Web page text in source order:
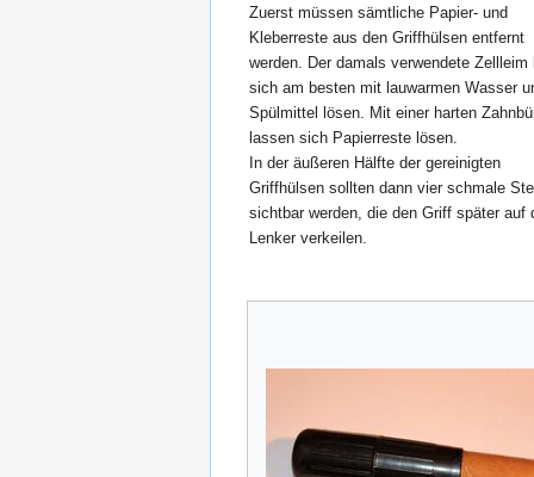
Zuerst müssen sämtliche Papier- und
Kleberreste aus den Griffhülsen entfernt
werden. Der damals verwendete Zellleim
sich am besten mit lauwarmen Wasser
Spülmittel lösen. Mit einer harten
lassen sich Papierreste lösen.
In der äußeren Hälfte der gereinigten
Griffhülsen sollten dann vier schmale
sichtbar werden, die den Griff später auf
Lenker verkeilen.